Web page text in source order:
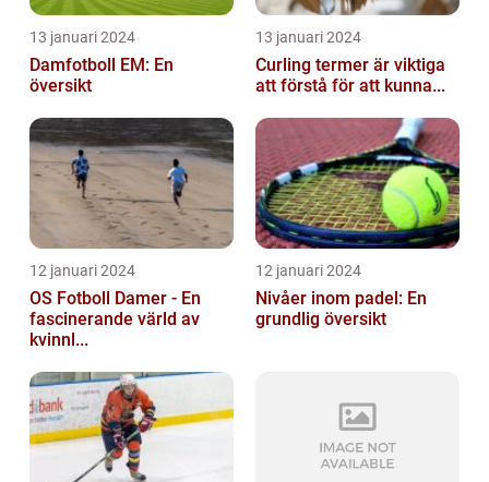
13 januari 2024
Damfotboll EM: En
översikt
13 januari 2024
Curling termer är viktiga
att förstå för att kunna...
12 januari 2024
OS Fotboll Damer - En
fascinerande värld av
kvinnl...
12 januari 2024
Nivåer inom padel: En
grundlig översikt